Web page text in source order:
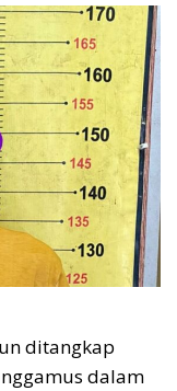
ditangkap
dalam